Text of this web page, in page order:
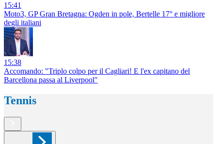
15:41
Moto3, GP Gran Bretagna: Ogden in pole, Bertelle 17° e migliore
degli italiani
15:38
Accomando: "Triplo colpo per il Cagliari! E l'ex capitano del
Barcellona passa al Liverpool"
Tennis